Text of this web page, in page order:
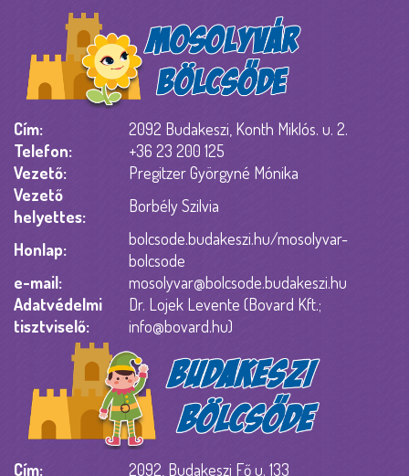
Cím:
2092 Budakeszi, Konth Miklós. u. 2.
Telefon:
+36 23 200 125
Vezető:
Pregitzer Györgyné Mónika
Vezető
helyettes:
Borbély Szilvia
Honlap:
bolcsode.budakeszi.hu/mosolyvar-
bolcsode
e-mail:
mosolyvar@bolcsode.budakeszi.hu
Adatvédelmi
tisztviselő:
Dr. Lojek Levente (Bovard Kft.;
info@bovard.hu)
Cím: 2092, Budakeszi Fő u. 133